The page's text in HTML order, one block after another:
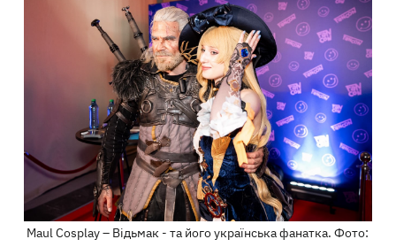
Maul Cosplay – Відьмак - та його українська фанатка. Фото: